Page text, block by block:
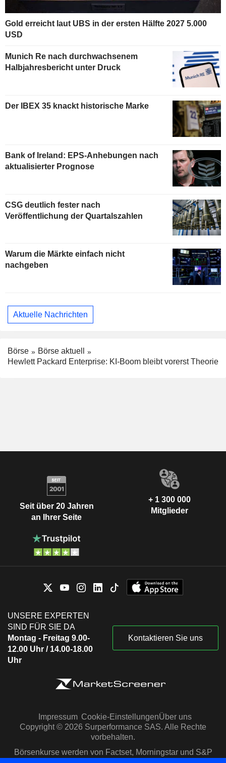
Gold erreicht laut UBS in der ersten Hälfte 2027 5.000
USD
Munich Re nach durchwachsenem
Halbjahresbericht unter Druck
Der IBEX 35 knackt historische Marke
Bank of Ireland: EPS-Anhebungen nach
aktualisierter Prognose
CSG deutlich fester nach
Veröffentlichung der Quartalszahlen
Warum die Märkte einfach nicht
nachgeben
Aktuelle Nachrichten
Börse
Börse aktuell
Hewlett Packard Enterprise: KI-Boom bleibt vorerst Theorie
Seit über 20 Jahren
an Ihrer Seite
+ 1 300 000
Mitglieder
UNSERE EXPERTEN
SIND FÜR SIE DA
Montag - Freitag 9.00-
12.00 Uhr / 14.00-18.00
Uhr
Kontaktieren Sie uns
Impressum Cookie-EinstellungenÜber uns
Copyright © 2026 Surperformance SAS. Alle Rechte
vorbehalten.
Börsenkurse werden von Factset, Morningstar und S&P